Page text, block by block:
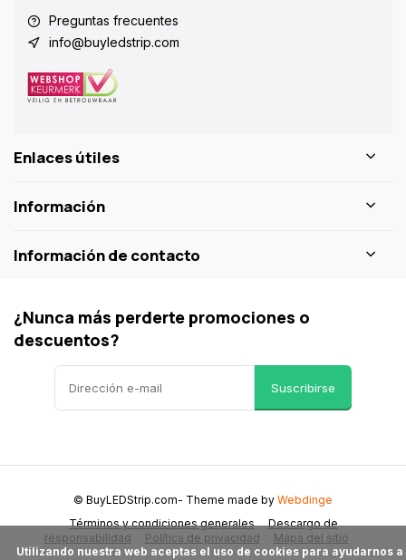
Preguntas frecuentes
info@buyledstrip.com
Enlaces útiles
Información
Información de contacto
¿Nunca más perderte promociones o
descuentos?
Suscribirse
Términos y condiciones generales
Descargo de
responsabilidad
Política de privacidad Mapa del sitio
© BuyLEDStrip.com- Theme made by Webdinge